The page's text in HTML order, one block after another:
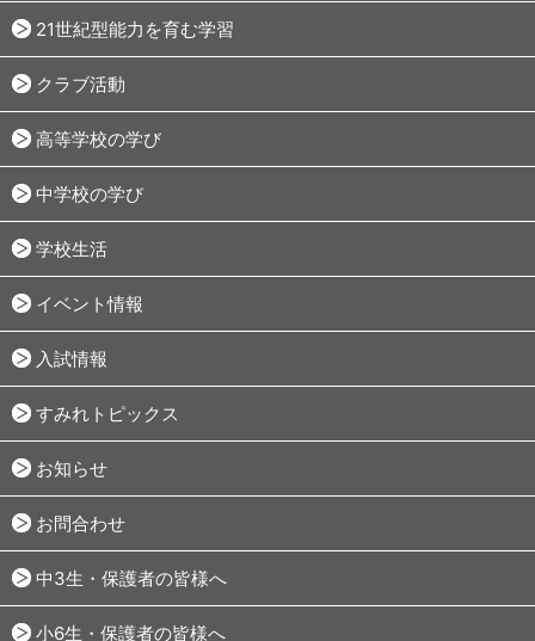
21世紀型能力を育む学習
クラブ活動
高等学校の学び
中学校の学び
学校生活
イベント情報
入試情報
すみれトピックス
お知らせ
お問合わせ
中3生・保護者の皆様へ
小6生・保護者の皆様へ